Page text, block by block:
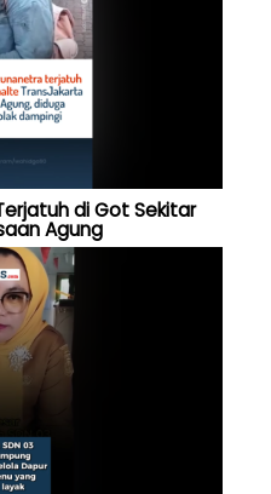
di Got Sekitar
Agung